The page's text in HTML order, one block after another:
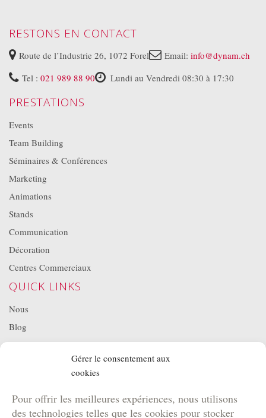
Gérer le consentement aux
cookies
Pour offrir les meilleures expériences, nous utilisons
des technologies telles que les cookies pour stocker
RESTONS EN CONTACT
Route de l’Industrie 26, 1072 Forel Email: info@dynam.ch
Tel : 021 989 88 90 Lundi au Vendredi 08:30 à 17:30
PRESTATIONS
Events
Team Building
Séminaires & Conférences
Marketing
Animations
Stands
Communication
Décoration
Centres Commerciaux
QUICK LINKS
Nous
Blog
Projets
Location de matériel
Brochure Team Building